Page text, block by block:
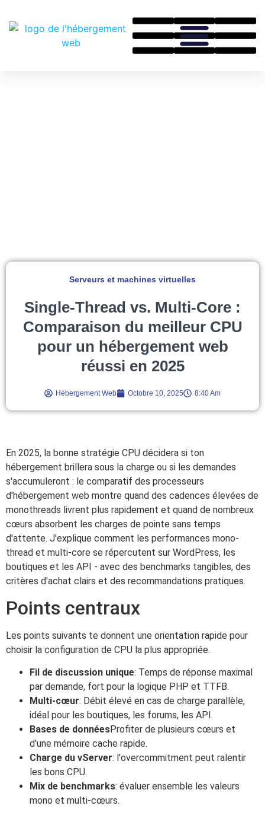
Serveurs et machines virtuelles
Single-Thread vs. Multi-Core :
Comparaison du meilleur CPU
pour un hébergement web
réussi en 2025
Hébergement Web Octobre 10, 2025 8:40 Am
En 2025, la bonne stratégie CPU décidera si ton
hébergement brillera sous la charge ou si les demandes
s'accumuleront : le comparatif des processeurs
d'hébergement web montre quand des cadences élevées de
monothreads livrent plus rapidement et quand de nombreux
cœurs absorbent les charges de pointe sans temps
d'attente. J'explique comment les performances mono-
thread et multi-core se répercutent sur WordPress, les
boutiques et les API - avec des benchmarks tangibles, des
critères d'achat clairs et des recommandations pratiques.
Points centraux
Les points suivants te donnent une orientation rapide pour
choisir la configuration de CPU la plus appropriée.
Fil de discussion unique: Temps de réponse maximal
par demande, fort pour la logique PHP et TTFB.
Multi-cœur: Débit élevé en cas de charge parallèle,
idéal pour les boutiques, les forums, les API.
Bases de donnéesProfiter de plusieurs cœurs et
d'une mémoire cache rapide.
Charge du vServer: l'overcommitment peut ralentir
les bons CPU.
Mix de benchmarks: évaluer ensemble les valeurs
mono et multi-cœurs.